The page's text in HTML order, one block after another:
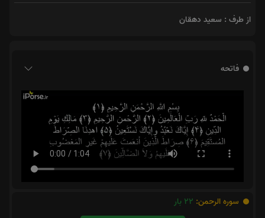
از طرف : سعید دهقان
فاتحه
سوره الرحمن: 22 بار